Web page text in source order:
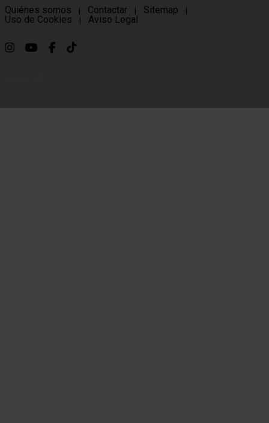
Quiénes somos | Contactar | Sitemap |
Uso de Cookies | Aviso Legal
Link a instagram
Link a youtube
Link a facebook
Link a ticktok